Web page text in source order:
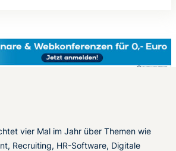
vier Mal im Jahr über Themen wie
Recruiting, HR-Software, Digitale